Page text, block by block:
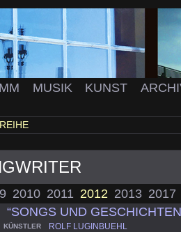
MUSIK KUNST
REIHE
2010 2011 2012 2013 2017
“SONGS UND
KÜNSTLER ROLF LUGINBUEHL